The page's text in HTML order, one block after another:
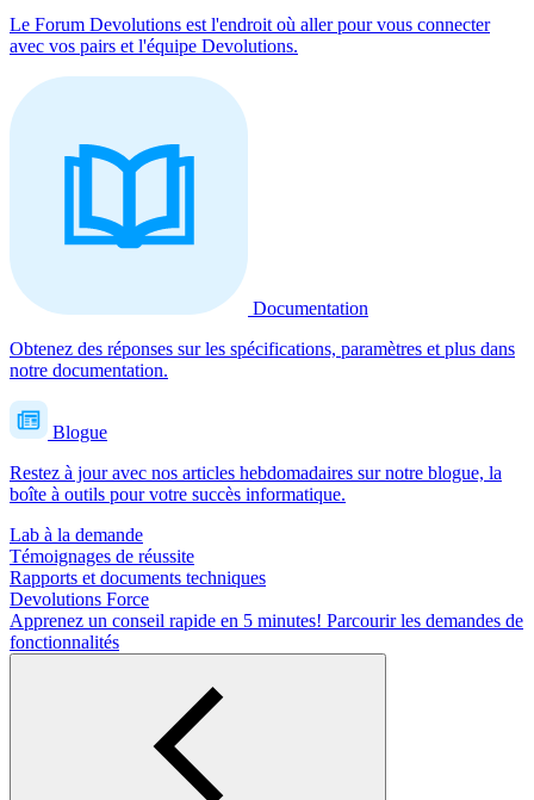
Le Forum Devolutions est l'endroit où aller pour vous connecter
avec vos pairs et l'équipe Devolutions.
Documentation
Obtenez des réponses sur les spécifications, paramètres et plus dans
notre documentation.
Blogue
Restez à jour avec nos articles hebdomadaires sur notre blogue, la
boîte à outils pour votre succès informatique.
Lab à la demande
Témoignages de réussite
Rapports et documents techniques
Devolutions Force
Apprenez un conseil rapide en 5 minutes! Parcourir les demandes de
fonctionnalités